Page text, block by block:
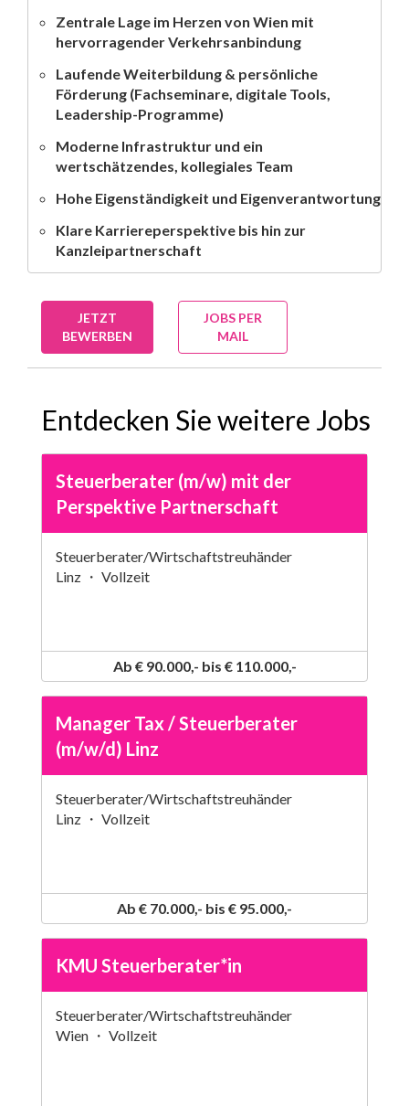
Zentrale Lage im Herzen von Wien mit
hervorragender Verkehrsanbindung
Laufende Weiterbildung & persönliche
Förderung (Fachseminare, digitale Tools,
Leadership-Programme)
Moderne Infrastruktur und ein
wertschätzendes, kollegiales Team
Hohe Eigenständigkeit und Eigenverantwortung
Klare Karriereperspektive bis hin zur
Kanzleipartnerschaft
JETZT
BEWERBEN
JOBS PER
MAIL
Entdecken Sie weitere Jobs
Steuerberater (m/w) mit der
Perspektive Partnerschaft
Steuerberater/Wirtschaftstreuhänder
Linz ・ Vollzeit
Ab € 90.000,- bis € 110.000,-
Manager Tax / Steuerberater
(m/w/d) Linz
Steuerberater/Wirtschaftstreuhänder
Linz ・ Vollzeit
Ab € 70.000,- bis € 95.000,-
KMU Steuerberater*in
Steuerberater/Wirtschaftstreuhänder
Wien ・ Vollzeit